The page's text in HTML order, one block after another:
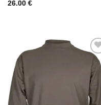
26.00 €
Add to